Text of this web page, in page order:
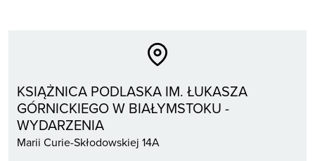
KSIĄŻNICA PODLASKA IM. ŁUKASZA
GÓRNICKIEGO W BIAŁYMSTOKU -
WYDARZENIA
Marii Curie-Skłodowskiej 14A